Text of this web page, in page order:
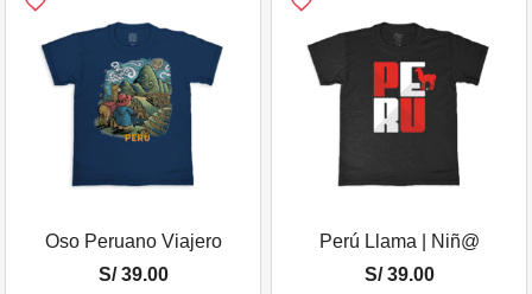
Oso Peruano Viajero
S/39.00
Perú Llama | Niñ@
S/39.00